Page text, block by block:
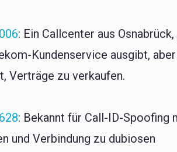
: Ein Callcenter aus
Kundenservice ausgibt,
Verträge zu verkaufen.
: Bekannt für Call-ID-Spoofing
und Verbindung zu dubiosen